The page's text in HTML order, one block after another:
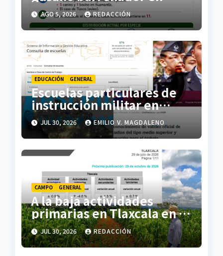
animales; es segundo
lugar nacional
AGO 5, 2026 REDACCIÓN
EDUCACIÓN GENERAL
Escuelas particulares de
instrucción militar en
Tlaxcala, entre la opacidad
y las irregularidades
JUL 30, 2026 EMILIO V. MAGDALENO
CAMPO GENERAL
A la baja actividades
primarias en Tlaxcala en el
primer trimestre 2026.
INEGI
JUL 30, 2026 REDACCIÓN